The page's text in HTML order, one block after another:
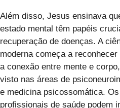
Além disso, Jesus ensinava
estado mental têm papéis
recuperação de doenças. A
moderna começa a
a conexão entre mente e
visto nas áreas de
e medicina psicossomática. Os
profissionais de saúde podem